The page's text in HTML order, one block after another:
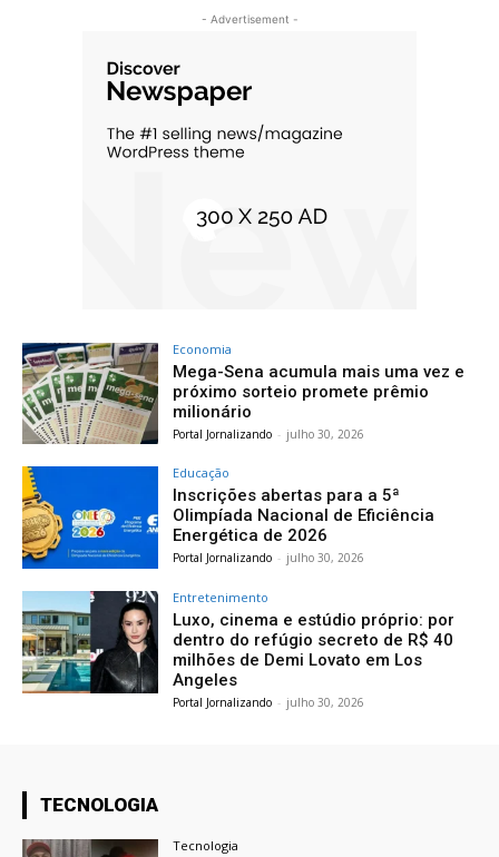
- Advertisement -
Economia
Mega-Sena acumula mais uma vez e
próximo sorteio promete prêmio
milionário
Portal Jornalizando - julho 30, 2026
Educação
Inscrições abertas para a 5ª
Olimpíada Nacional de Eficiência
Energética de 2026
Portal Jornalizando - julho 30, 2026
Entretenimento
Luxo, cinema e estúdio próprio: por
dentro do refúgio secreto de R$ 40
milhões de Demi Lovato em Los
Angeles
Portal Jornalizando - julho 30, 2026
TECNOLOGIA
Tecnologia